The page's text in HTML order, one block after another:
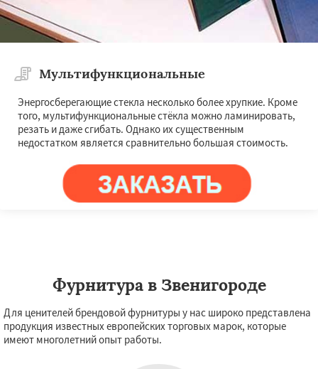
Мультифункциональные
Энергосберегающие стекла несколько более хрупкие. Кроме
того, мультифункциональные стёкла можно ламинировать,
резать и даже сгибать. Однако их существенным
недостатком является сравнительно большая стоимость.
Фурнитура в Звенигороде
Для ценителей брендовой фурнитуры у нас широко представлена
продукция известных европейских торговых марок, которые
имеют многолетний опыт работы.